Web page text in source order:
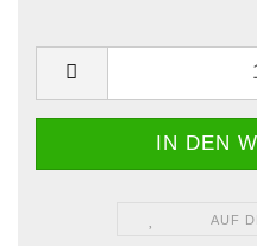
AUF